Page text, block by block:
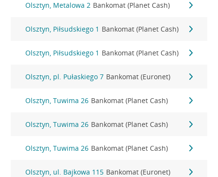
Olsztyn, Metalowa 2 Bankomat (Planet Cash)
Olsztyn, Piłsudskiego 1 Bankomat (Planet Cash)
Olsztyn, Piłsudskiego 1 Bankomat (Planet Cash)
Olsztyn, pl. Pułaskiego 7 Bankomat (Euronet)
Olsztyn, Tuwima 26 Bankomat (Planet Cash)
Olsztyn, Tuwima 26 Bankomat (Planet Cash)
Olsztyn, Tuwima 26 Bankomat (Planet Cash)
Olsztyn, ul. Bajkowa 115 Bankomat (Euronet)